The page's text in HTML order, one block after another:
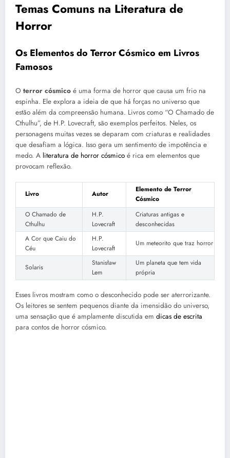
Temas Comuns na Literatura de
Horror
Os Elementos do Terror Cósmico em Livros
Famosos
O terror cósmico é uma forma de horror que causa um frio na
espinha. Ele explora a ideia de que há forças no universo que
estão além da compreensão humana. Livros como “O Chamado de
Cthulhu”, de H.P. Lovecraft, são exemplos perfeitos. Neles, os
personagens muitas vezes se deparam com criaturas e realidades
que desafiam a lógica. Isso gera um sentimento de impotência e
medo. A literatura de horror cósmico é rica em elementos que
provocam reflexão.
Livro Autor
Elemento de Terror
Cósmico
O Chamado de
Cthulhu
H.P.
Lovecraft
Criaturas antigas e
desconhecidas
A Cor que Caiu do
Céu
H.P.
Lovecraft
Um meteorito que traz horror
Solaris
Stanisław
Lem
Um planeta que tem vida
própria
Esses livros mostram como o desconhecido pode ser aterrorizante.
Os leitores se sentem pequenos diante da imensidão do universo,
uma sensação que é amplamente discutida em dicas de escrita
para contos de horror cósmico.